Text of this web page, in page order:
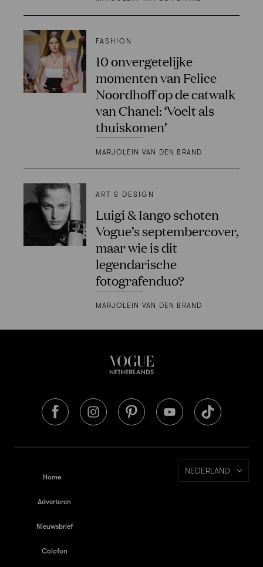
FASHION
10 onvergetelijke
momenten van Felice
Noordhoff op de catwalk
van Chanel: ‘Voelt als
thuiskomen’
MARJOLEIN VAN DEN BRAND
ART & DESIGN
Luigi & Iango schoten
Vogue’s septembercover,
maar wie is dit
legendarische
fotografenduo?
MARJOLEIN VAN DEN BRAND
Home
Adverteren
Nieuwsbrief
Colofon
NEDERLAND